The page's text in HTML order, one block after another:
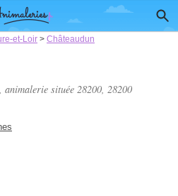
et-Loir > Châteaudun
animalerie située 28200, 28200